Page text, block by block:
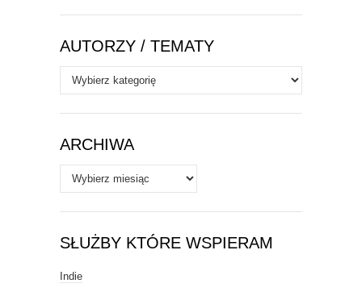
AUTORZY / TEMATY
Autorzy
/
Tematy
ARCHIWA
Archiwa
SŁUŻBY KTÓRE WSPIERAM
Indie